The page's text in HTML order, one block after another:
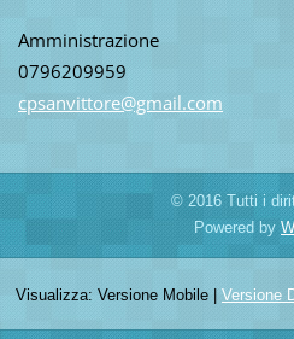
Amministrazione
0796209959
cpsanvittore@gmail.com
© 2016 Tutti i
Powered by
Visualizza: Versione Mobile| Versione